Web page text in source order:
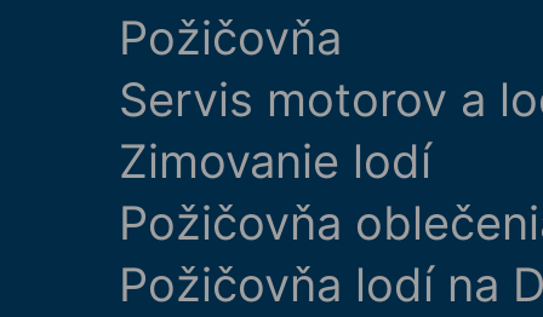
Požičovňa
Servis motorov a
Zimovanie lodí
Požičovňa
Požičovňa lodí na